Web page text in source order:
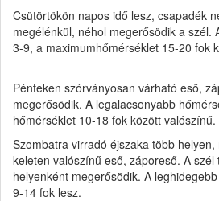
Csütörtökön napos idő lesz, csapadék
megélénkül, néhol megerősödik a szél.
3-9, a maximumhőmérséklet 15-20 fok
Pénteken szórványosan várható eső,
megerősödik. A legalacsonyabb
hőmérséklet 10-18 fok között valószínű.
Szombatra virradó éjszaka több
keleten valószínű eső, záporeső. A szél
helyenként megerősödik. A
9-14 fok lesz.